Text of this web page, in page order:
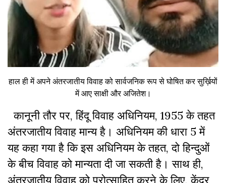
हाल ही में अपने अंतरजातीय विवाह को सार्वजनिक रूप से घोषित कर सुर्ख़ियों
में आए साक्षी और अजितेश।
कानूनी तौर पर, हिंदू विवाह अधिनियम, 1955 के तहत
अंतरजातीय विवाह मान्य है। अधिनियम की धारा 5 में
यह कहा गया है कि इस अधिनियम के तहत, दो हिन्दुओं
के बीच विवाह को मान्यता दी जा सकती है। साथ ही,
अंतरजातीय विवाह को प्रोत्साहित करने के लिए, केंद्र